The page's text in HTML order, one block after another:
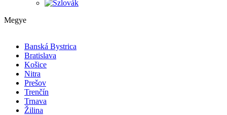
Megye
Banská Bystrica
Bratislava
Košice
Nitra
Prešov
Trenčín
Trnava
Žilina